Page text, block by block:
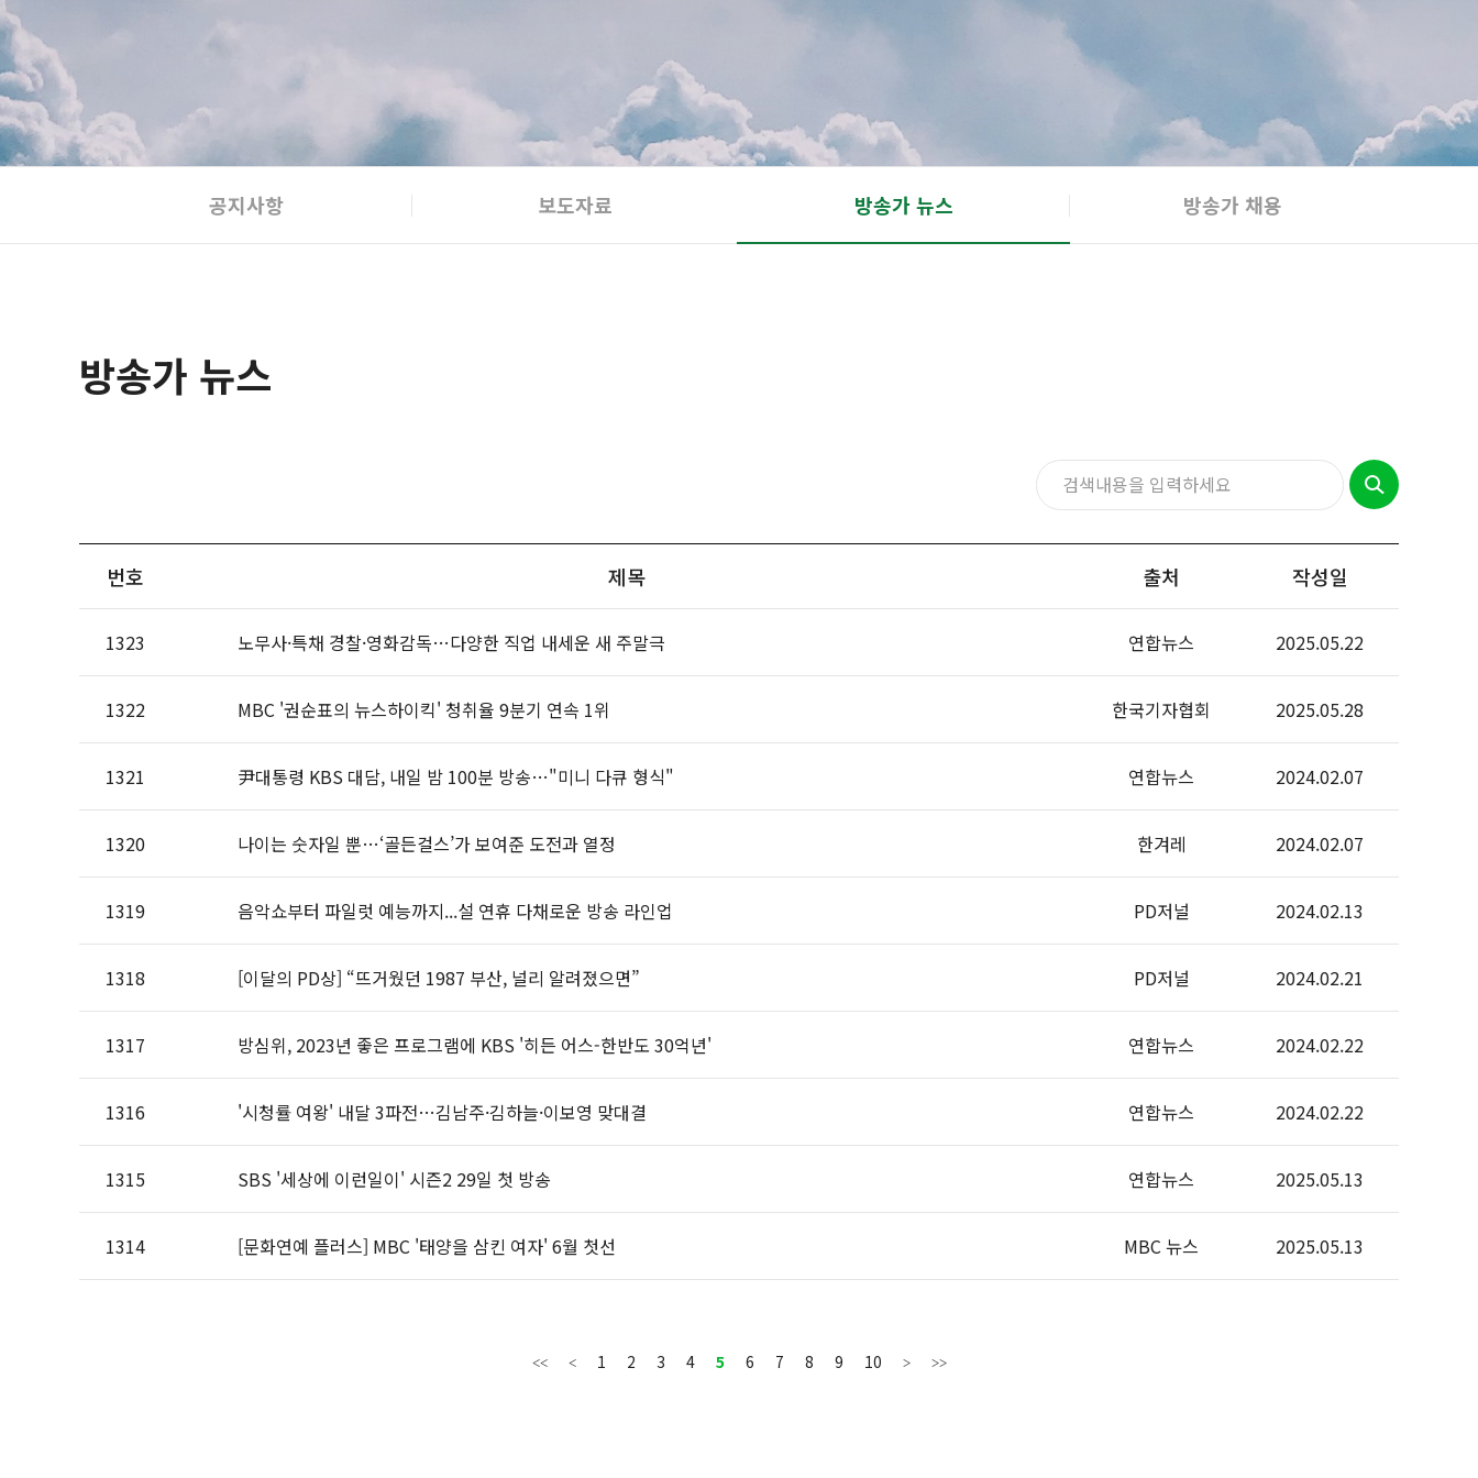
공지사항 보도자료 방송가 뉴스 방송가 채용
방송가 뉴스
번호 제목 출처 작성일
1323 노무사·특채 경찰·영화감독…다양한 직업 내세운 새 주말극 연합뉴스 2025.05.22
1322 MBC '권순표의 뉴스하이킥' 청취율 9분기 연속 1위 한국기자협회 2025.05.28
1321 尹대통령 KBS 대담, 내일 밤 100분 방송…"미니 다큐 형식" 연합뉴스 2024.02.07
1320 나이는 숫자일 뿐…‘골든걸스’가 보여준 도전과 열정 한겨레 2024.02.07
1319 음악쇼부터 파일럿 예능까지...설 연휴 다채로운 방송 라인업 PD저널 2024.02.13
1318 [이달의 PD상] “뜨거웠던 1987 부산, 널리 알려졌으면” PD저널 2024.02.21
1317 방심위, 2023년 좋은 프로그램에 KBS '히든 어스-한반도 30억년' 연합뉴스 2024.02.22
1316 '시청률 여왕' 내달 3파전…김남주·김하늘·이보영 맞대결 연합뉴스 2024.02.22
1315 SBS '세상에 이런일이' 시즌2 29일 첫 방송 연합뉴스 2025.05.13
1314 [문화연예 플러스] MBC '태양을 삼킨 여자' 6월 첫선 MBC 뉴스 2025.05.13
1 2 3 4 5 6 7 8 9 10